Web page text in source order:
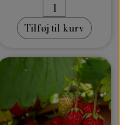
Tilføj til kurv